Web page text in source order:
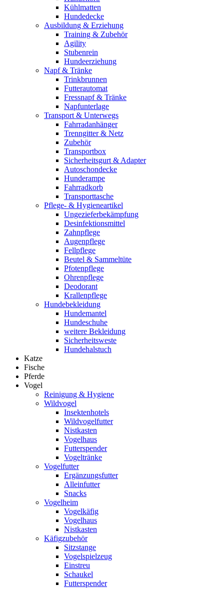
Kühlmatten
Hundedecke
Ausbildung & Erziehung
Training & Zubehör
Agility
Stubenrein
Hundeerziehung
Napf & Tränke
Trinkbrunnen
Futterautomat
Fressnapf & Tränke
Napfunterlage
Transport & Unterwegs
Fahrradanhänger
Trenngitter & Netz
Zubehör
Transportbox
Sicherheitsgurt & Adapter
Autoschondecke
Hunderampe
Fahrradkorb
Transporttasche
Pflege- & Hygieneartikel
Ungezieferbekämpfung
Desinfektionsmittel
Zahnpflege
Augenpflege
Fellpflege
Beutel & Sammeltüte
Pfotenpflege
Ohrenpflege
Deodorant
Krallenpflege
Hundebekleidung
Hundemantel
Hundeschuhe
weitere Bekleidung
Sicherheitsweste
Hundehalstuch
Katze
Fische
Pferde
Vogel
Reinigung & Hygiene
Wildvogel
Insektenhotels
Wildvogelfutter
Nistkasten
Vogelhaus
Futterspender
Vogeltränke
Vogelfutter
Ergänzungsfutter
Alleinfutter
Snacks
Vogelheim
Vogelkäfig
Vogelhaus
Nistkasten
Käfigzubehör
Sitzstange
Vogelspielzeug
Einstreu
Schaukel
Futterspender